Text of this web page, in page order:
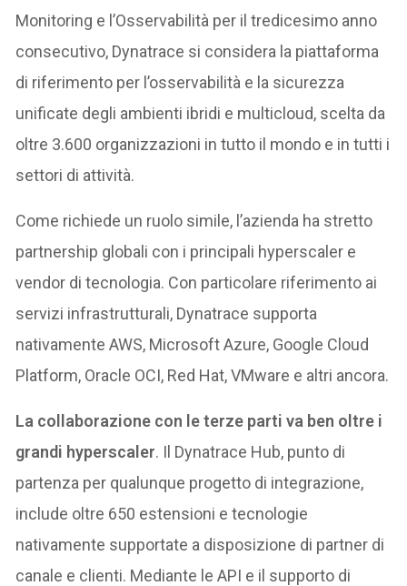
Monitoring e l’Osservabilità per il tredicesimo anno
consecutivo, Dynatrace si considera la piattaforma
di riferimento per l’osservabilità e la sicurezza
unificate degli ambienti ibridi e multicloud, scelta da
oltre 3.600 organizzazioni in tutto il mondo e in tutti i
settori di attività.
Come richiede un ruolo simile, l’azienda ha stretto
partnership globali con i principali hyperscaler e
vendor di tecnologia. Con particolare riferimento ai
servizi infrastrutturali, Dynatrace supporta
nativamente AWS, Microsoft Azure, Google Cloud
Platform, Oracle OCI, Red Hat, VMware e altri ancora.
La collaborazione con le terze parti va ben oltre i
grandi hyperscaler. Il Dynatrace Hub, punto di
partenza per qualunque progetto di integrazione,
include oltre 650 estensioni e tecnologie
nativamente supportate a disposizione di partner di
canale e clienti. Mediante le API e il supporto di